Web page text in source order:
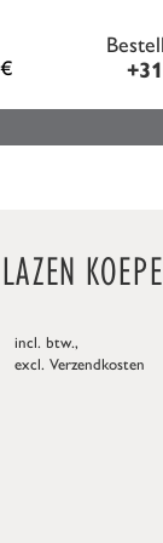
€
incl. btw.,
excl. Verzendkosten